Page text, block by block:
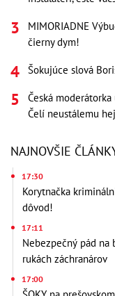
MIMORIADNE
čierny dym!
Šokujúce slová
Česká
Čelí neustálemu
NAJNOVŠIE
17:30
Korytnačka
dôvod!
17:11
Nebezpečný pád
rukách záchranárov
17:00